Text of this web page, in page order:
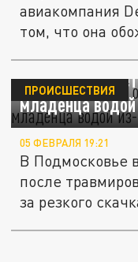
авиакомпания
том, что она
Бастрыкин
младенца
ПРОИСШЕСТВИЯ
05 ФЕВРАЛЯ 19:21
В Подмосковье
после
за резкого